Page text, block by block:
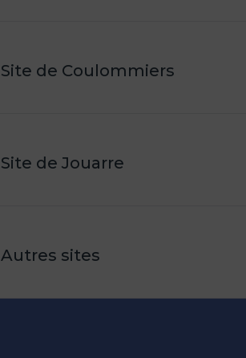
Site de Coulommiers
Site de Jouarre
Autres sites